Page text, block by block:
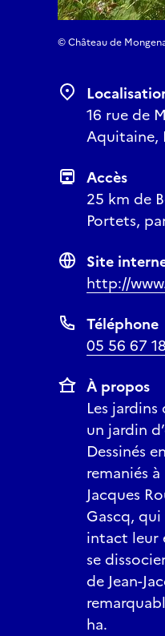
© Château de
16 rue de
Aquitaine,
Accès
25 km de
Portets,
Site
http://
Téléphone
05 56 67
À propos
Les
un jardin
Dessinés
remaniés
Jacques
Gascq,
intact leur
se
de Jean-
ha.